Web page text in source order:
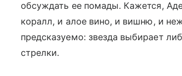
обсуждать ее помады. Кажется,
коралл, и алое вино, и вишню, и
предсказуемо: звезда выбирает
стрелки.